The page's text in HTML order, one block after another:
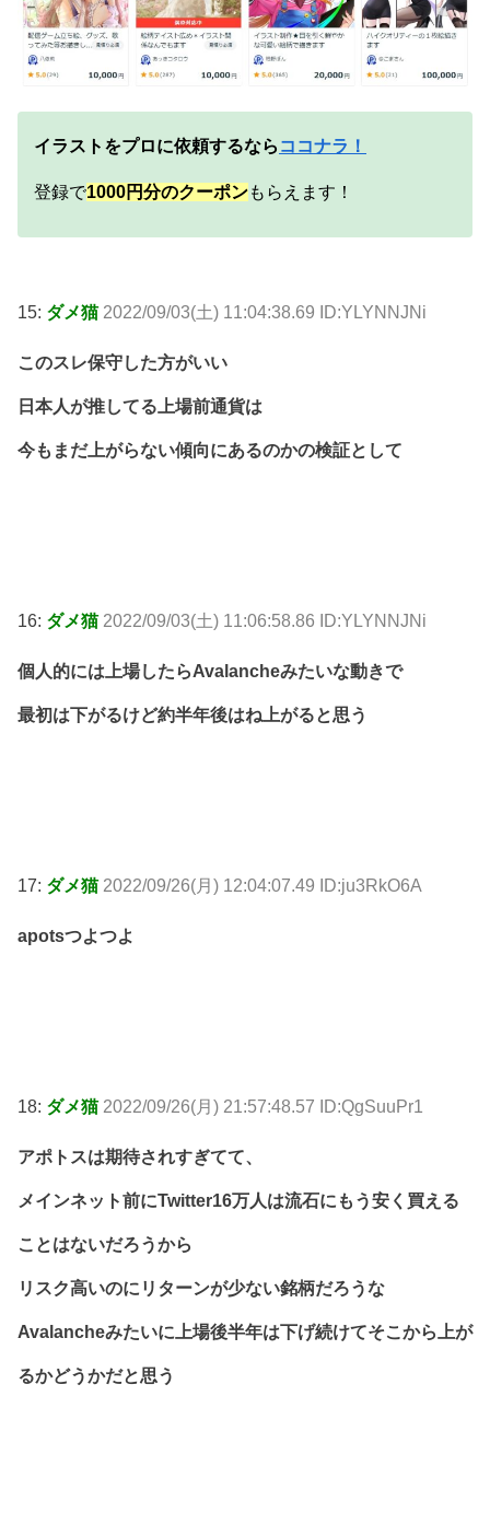
イラストをプロに依頼するなら ココナラ！
登録で1000円分のクーポンもらえます！
15: ダメ猫 2022/09/03(土) 11:04:38.69 ID:YLYNNJNi
このスレ保守した方がいい
日本人が推してる上場前通貨は
今もまだ上がらない傾向にあるのかの検証として
16: ダメ猫 2022/09/03(土) 11:06:58.86 ID:YLYNNJNi
個人的には上場したらAvalancheみたいな動きで
最初は下がるけど約半年後はね上がると思う
17: ダメ猫 2022/09/26(月) 12:04:07.49 ID:ju3RkO6A
apotsつよつよ
18: ダメ猫 2022/09/26(月) 21:57:48.57 ID:QgSuuPr1
アポトスは期待されすぎてて、
メインネット前にTwitter16万人は流石にもう安く買える
ことはないだろうから
リスク高いのにリターンが少ない銘柄だろうな
Avalancheみたいに上場後半年は下げ続けてそこから上が
るかどうかだと思う